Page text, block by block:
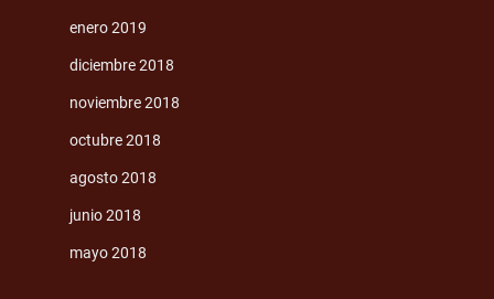
enero 2019
diciembre 2018
noviembre 2018
octubre 2018
agosto 2018
junio 2018
mayo 2018